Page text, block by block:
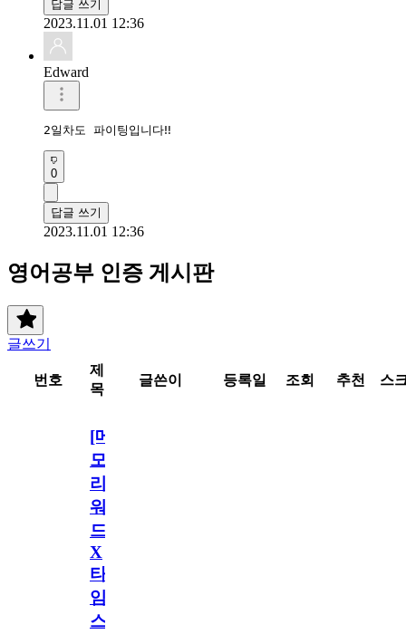
답글 쓰기
2023.11.01 12:36
Edward
2일차도 파이팅입니다‼️
0
답글 쓰기
2023.11.01 12:36
영어공부 인증 게시판
글쓰기
번호
제
목
글쓴이 등록일 조회 추천 스
[메
모
리
워
드
X
타
임
스